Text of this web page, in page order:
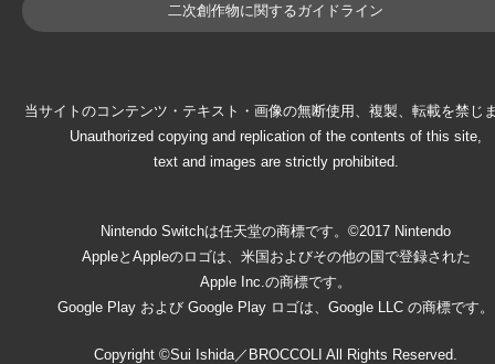
二次創作物に関するガイドライン
当サイトのコンテンツ・テキスト・画像の無断使用、複製、転載を禁じ
Unauthorized copying and replication of the contents of this site,
text and images are strictly prohibited.
Nintendo Switchは任天堂の商標です。©2017 Nintendo
AppleとAppleのロゴは、米国およびその他の国で登録された
Apple Inc.の商標です。
Google Play および Google Play ロゴは、Google LLC の商標です。
Copyright ©Sui Ishida／BROCCOLI All Rights Reserved.